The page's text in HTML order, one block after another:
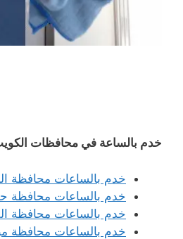
خدم بالساعة في محافظات
خدم بالساعات محافظة
خدم بالساعات محافظة
خدم بالساعات محافظة
خدم بالساعات محافظة